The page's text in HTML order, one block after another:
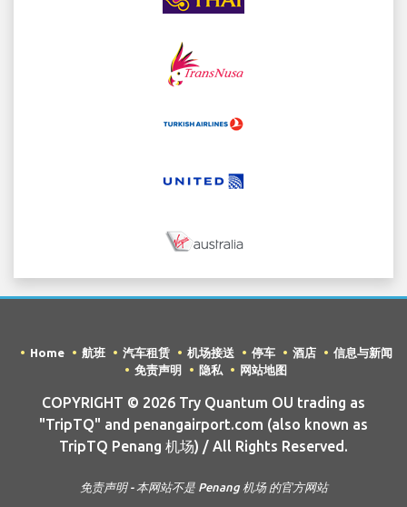
Home 航班 汽车租赁 机场接送 停车 酒店
信息与新闻
免责声明
隐私 网站地图
COPYRIGHT © 2026 Try Quantum OU trading as
"TripTQ" and penangairport.com (also known as
TripTQ Penang 机场) / All Rights Reserved.
免责声明 - 本网站不是 Penang 机场 的官方网站